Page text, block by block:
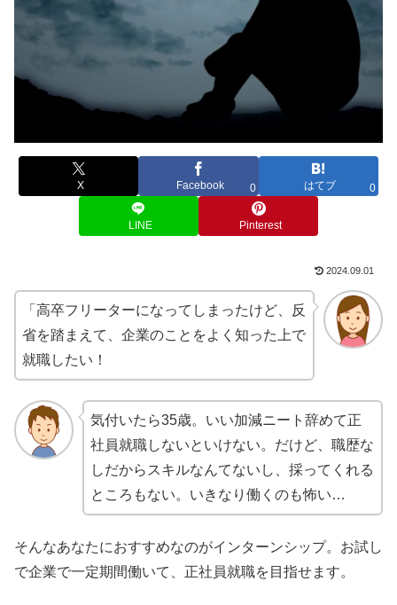
X Facebook 0 はてブ 0
LINE Pinterest
2024.09.01
「高卒フリーターになってしまったけど、反
省を踏まえて、企業のことをよく知った上で
就職したい！
気付いたら35歳。いい加減ニート辞めて正
社員就職しないといけない。だけど、職歴な
しだからスキルなんてないし、採ってくれる
ところもない。いきなり働くのも怖い…
そんなあなたにおすすめなのがインターンシップ。お試し
で企業で一定期間働いて、正社員就職を目指せます。